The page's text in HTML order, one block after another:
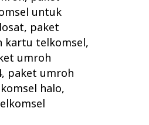
untuk
, paket
kartu telkomsel,
umroh
, paket umroh
halo,